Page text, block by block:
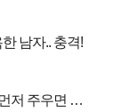
남자.. 충격!
저 주우면 최